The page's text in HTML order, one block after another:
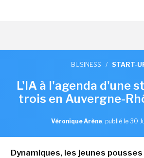
BUSINESS / START-
L'IA à l'agenda d'une
trois en Auvergne-
Véronique Arène, publié le 30
Dynamiques, les jeunes